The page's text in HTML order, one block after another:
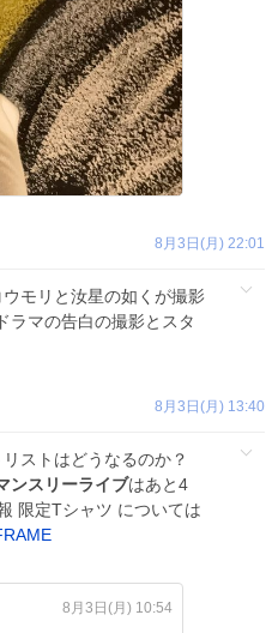
8月3日(月) 22:01
モリと汝星の如くが撮影
ラマの告白の撮影とスタ
8月3日(月) 13:40
ストはどうなるのか？
ンスリーライブはあと4
限定Tシャツ については
8月3日(月) 10:54